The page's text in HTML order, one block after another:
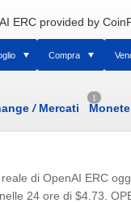
ERC provided by
Compra
/Mercati
1
di OpenAI ERC
24 ore di $4.73 .